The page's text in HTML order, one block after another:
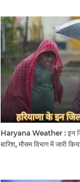
Haryana Weather : इन
बारिश, मौसम विभाग में जारी